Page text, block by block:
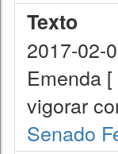
Texto
2017-02-
Emenda
vigorar
Senado